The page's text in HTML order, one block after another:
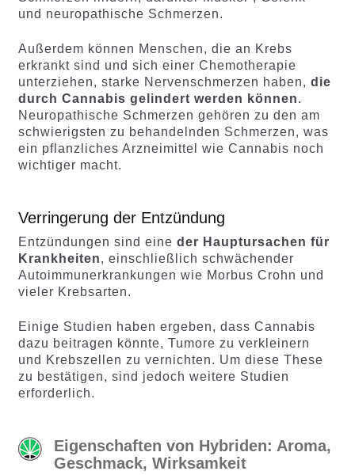
und neuropathische Schmerzen.
Außerdem können Menschen, die an Krebs
erkrankt sind und sich einer Chemotherapie
unterziehen, starke Nervenschmerzen haben, die
durch Cannabis gelindert werden können.
Neuropathische Schmerzen gehören zu den am
schwierigsten zu behandelnden Schmerzen, was
ein pflanzliches Arzneimittel wie Cannabis noch
wichtiger macht.
Verringerung der Entzündung
Entzündungen sind eine der Hauptursachen für
Krankheiten, einschließlich schwächender
Autoimmunerkrankungen wie Morbus Crohn und
vieler Krebsarten.
Einige Studien haben ergeben, dass Cannabis
dazu beitragen könnte, Tumore zu verkleinern
und Krebszellen zu vernichten. Um diese These
zu bestätigen, sind jedoch weitere Studien
erforderlich.
Eigenschaften von Hybriden: Aroma,
Geschmack, Wirksamkeit